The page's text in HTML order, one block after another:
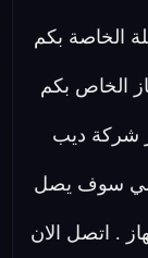
الخاصة بكم
الخاص بكم
شركة ديب
سوف يصل
. اتصل الان